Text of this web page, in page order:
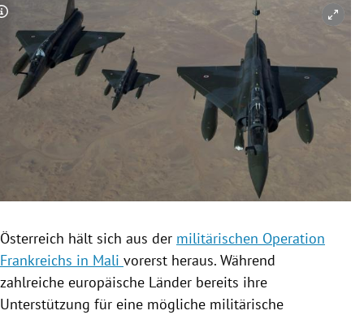
Untermenü
Untermenü
Untermenü
Untermenü
Untermenü
Untermenü
Untermenü
Copyright-Hinweis öffnen/schließen
Österreich hält sich aus der militärischen Operation
Frankreichs in Mali vorerst heraus. Während
zahlreiche europäische Länder bereits ihre
Unterstützung für eine mögliche militärische